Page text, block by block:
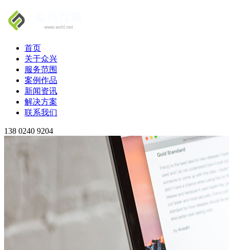
首页
关于众兴
服务范围
案例作品
新闻资讯
解决方案
联系我们
138 0240 9204